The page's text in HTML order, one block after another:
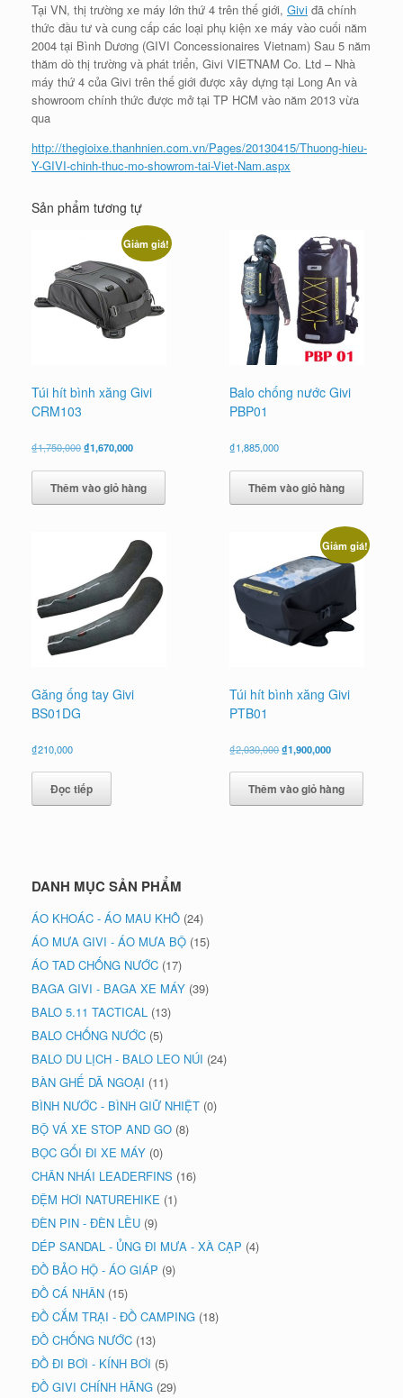
Tại VN, thị trường xe máy lớn thứ 4 trên thế giới, Givi đã chính
thức đầu tư và cung cấp các loại phụ kiện xe máy vào cuối năm
2004 tại Bình Dương (GIVI Concessionaires Vietnam) Sau 5 năm
thăm dò thị trường và phát triển, Givi VIETNAM Co. Ltd – Nhà
máy thứ 4 của Givi trên thế giới được xây dựng tại Long An và
showroom chính thức được mở tại TP HCM vào năm 2013 vừa
qua
http://thegioixe.thanhnien.com.vn/Pages/20130415/Thuong-hieu-
Y-GIVI-chinh-thuc-mo-showrom-tai-Viet-Nam.aspx
Sản phẩm tương tự
Giảm giá!
Túi hít bình xăng Givi
CRM103
₫1,750,000Giá
là:
₫1,750,000.
₫1,670,000Giá
tại
là:
₫1,670,000.
Thêm vào giỏ hàng
Balo chống nước Givi
PBP01
₫1,885,000
Thêm vào giỏ hàng
Găng ống tay Givi
BS01DG
₫210,000
Đọc tiếp
Giảm giá!
Túi hít bình xăng Givi
PTB01
₫2,030,000Giá
là:
₫2,030,000.
₫1,900,000Giá
tại
là:
₫1,900,000.
Thêm vào giỏ hàng
DANH MỤC SẢN PHẨM
ÁO KHOÁC - ÁO MAU KHÔ (24)
ÁO MƯA GIVI - ÁO MƯA BỘ (15)
ÁO TAD CHỐNG NƯỚC (17)
BAGA GIVI - BAGA XE MÁY (39)
BALO 5.11 TACTICAL (13)
BALO CHỐNG NƯỚC (5)
BALO DU LỊCH - BALO LEO NÚI (24)
BÀN GHẾ DÃ NGOẠI (11)
BÌNH NƯỚC - BÌNH GIỮ NHIỆT (0)
BỘ VÁ XE STOP AND GO (8)
BỌC GỐI ĐI XE MÁY (0)
CHÂN NHÁI LEADERFINS (16)
ĐỆM HƠI NATUREHIKE (1)
ĐÈN PIN - ĐÈN LỀU (9)
DÉP SANDAL - ỦNG ĐI MƯA - XÀ CẠP (4)
ĐỒ BẢO HỘ - ÁO GIÁP (9)
ĐỒ CÁ NHÂN (15)
ĐỒ CẮM TRẠI - ĐỒ CAMPING (18)
ĐỒ CHỐNG NƯỚC (13)
ĐỒ ĐI BƠI - KÍNH BƠI (5)
ĐỒ GIVI CHÍNH HÃNG (29)